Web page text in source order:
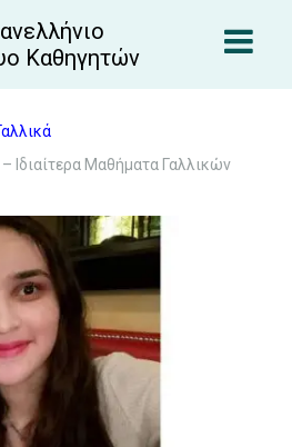
Καθηγητών
Ιδιαίτερα Μαθήματα Γαλλικών